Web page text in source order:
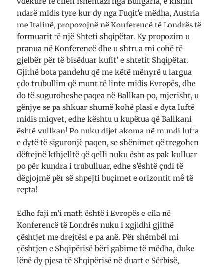
ndarë midis tyre kur dy nga Fuqit’e mëdha, Austria
me Italinë, propozojnë në Konferencë të Londrës të
formuarit të një Shteti shqipëtar. Ky propozim u
pranua në Konferencë dhe u shtrua mi cohë të
gjelbër për të bisëduar kufit’ e shtetit Shqipëtar.
Gjithë bota pandehu që me këtë mënyrë u largua
çdo trubullim që munt të linte midis Evropës, dhe
do të suguroheshe paqea në Ballkan po, mjerisht, u
gënjye se pa shkuar shumë kohë plasi e dyta luftë
midis miqvet, edhe kështu u kupëtua që Ballkani
është vullkan! Po nuku dijet akoma në mundi lufta
e dytë të siguronjë paqen, se shënimet që tregohen
dëftejnë kthjelltë që qelli nuku ësht as pak kulluar
po për kundra i trubulluar, edhe s’është çudi të
dëgjojmë për së shpejti buçimet e orizontit mê të
repta!
Edhe faji m’i math është i Evropës e cila në
Konferencë të Londrës nuku i xgjidhi gjithë
çështjet me drejtësi e pa anë. Për shëmbël mi
çështjen e Shqipërisë bëri gabime të mëdha, duke
lënë dy pjesa të Shqipërisë në duart e Sërbisë,